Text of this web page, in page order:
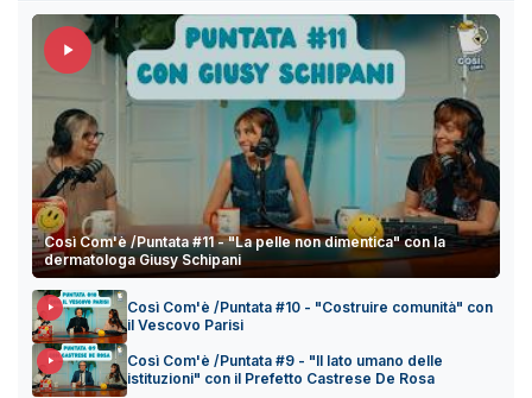
Così Com'è /Puntata #11 - "La pelle non dimentica" con la
dermatologa Giusy Schipani
Così Com'è /Puntata #10 - "Costruire comunità" con
il Vescovo Parisi
Così Com'è /Puntata #9 - "Il lato umano delle
istituzioni" con il Prefetto Castrese De Rosa